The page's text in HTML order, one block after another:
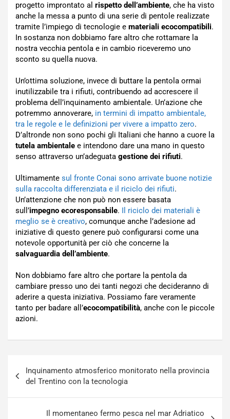
progetto improntato al rispetto dell’ambiente, che ha visto
anche la messa a punto di una serie di pentole realizzate
tramite l’impiego di tecnologie e materiali ecocompatibili.
In sostanza non dobbiamo fare altro che rottamare la
nostra vecchia pentola e in cambio riceveremo uno
sconto su quella nuova.
Un’ottima soluzione, invece di buttare la pentola ormai
inutilizzabile tra i rifiuti, contribuendo ad accrescere il
problema dell’inquinamento ambientale. Un’azione che
potremmo annoverare, in termini di impatto ambientale,
tra le regole e le definizioni per vivere a impatto zero.
D’altronde non sono pochi gli Italiani che hanno a cuore la
tutela ambientale e intendono dare una mano in questo
senso attraverso un’adeguata gestione dei rifiuti.
Ultimamente sul fronte Conai sono arrivate buone notizie
sulla raccolta differenziata e il riciclo dei rifiuti.
Un’attenzione che non può non essere basata
sull’impegno ecoresponsabile.
Il riciclo dei materiali è
meglio se è creativo, comunque anche l’adesione ad
iniziative di questo genere può configurarsi come una
notevole opportunità per ciò che concerne la
salvaguardia dell’ambiente.
Non dobbiamo fare altro che portare la pentola da
cambiare presso uno dei tanti negozi che decideranno di
aderire a questa iniziativa. Possiamo fare veramente
tanto per badare all’ecocompatibilità, anche con le piccole
azioni.
articoli
Inquinamento atmosferico monitorato nella provincia
del Trentino con la tecnologia
Il momentaneo fermo pesca nel mar Adriatico